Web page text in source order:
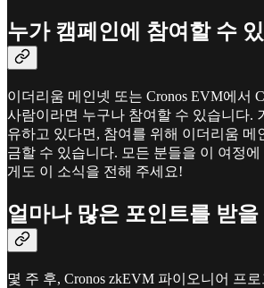
누가 캠페인에 참여할 수
이더리움 메인넷 또는 Cronos EVM에서
사람이라면 누구나 참여할 수 있습니다.
유하고 있다면, 참여를 위해 이더리움 메
금할 수 있습니다. 모든 분들을 이 여정에
게도 이 소식을 전해 주세요!
얼마나 많은 포인트를 받
몇 주 후, Cronos zkEVM 파이오니어 프